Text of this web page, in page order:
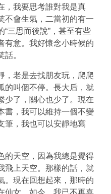
，我要思考誰對我是真
不會生氣，二當初的有一
三思而後說”，甚至有些
有意。我好懷念小時候的
。
老是去找朋友玩，爬爬
的叫個不停。長大后，就
少了，關心也少了。現在
書，我可以維持一個不變
筆，我也可以安靜地寫
天空，因為我總是覺得
飛上天空。那樣的話，就
。現在回想起來，那時的
仙女。如今，我已不再喜